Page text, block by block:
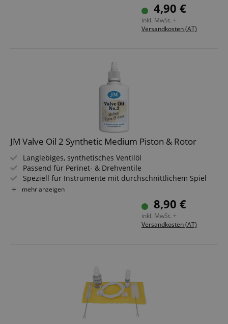
4,90 €
inkl. MwSt. +
Versandkosten (AT)
JM Valve Oil 2 Synthetic Medium Piston & Rotor
Langlebiges, synthetisches Ventilöl
Passend für Perinet- & Drehventile
Speziell für Instrumente mit durchschnittlichem Spiel
Schützt vor Verschleiß / Korrosion & Ablagerungen
mehr anzeigen
8,90 €
inkl. MwSt. +
Versandkosten (AT)